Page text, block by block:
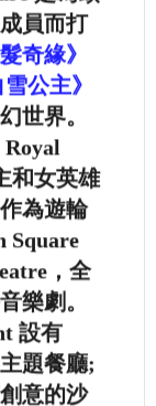
員而打
奇緣》
公主》
世界。
和女英雄
為遊輪
Square
，全
樂劇。
設有
主題餐廳;
意的沙